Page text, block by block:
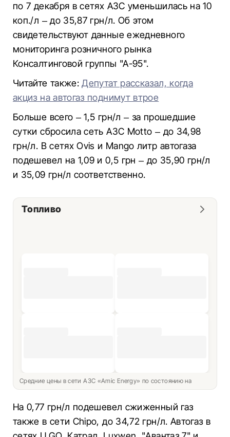
по 7 декабря в сетях АЗС уменьшилась на 10
коп./л – до 35,87 грн/л. Об этом
свидетельствуют данные ежедневного
мониторинга розничного рынка
Консалтинговой группы "А-95".
Читайте также:Депутат рассказал, когда
акциз на автогаз поднимут втрое
Больше всего – 1,5 грн/л – за прошедшие
сутки сбросила сеть АЗС Motto – до 34,98
грн/л. В сетях Ovis и Mango литр автогаза
подешевел на 1,09 и 0,5 грн – до 35,90 грн/л
и 35,09 грн/л соответственно.
Топливо
Средние цены в сети АЗС «Amic Energy» по состоянию на
На 0,77 грн/л подешевел сжиженный газ
также в сети Chipo, до 34,72 грн/л. Автогаз в